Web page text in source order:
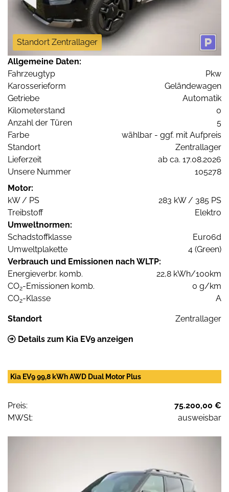
Standort Zentrallager
Allgemeine Daten:
Fahrzeugtyp
Pkw
Karosserieform
Geländewagen
Getriebe
Automatik
Kilometerstand
0
Anzahl der Türen
5
Farbe
wählbar - ggf. mit Aufpreis
Standort
Zentrallager
Lieferzeit
ab ca. 17.08.2026
Unsere Nummer
105278
Motor:
kW / PS
283 kW / 385 PS
Treibstoff
Elektro
Umweltnormen:
Schadstoffklasse
Euro6d
Umweltplakette
4 (Green)
Verbrauch und Emissionen nach WLTP:
Energieverbr. komb.
22,8 kWh/100km
CO2-Emissionen komb.
0 g/km
CO2-Klasse A
Standort Zentrallager
Details zum Kia EV9 anzeigen
Kia EV9 99,8 kWh AWD Dual Motor Plus
Preis:
75.200,00 €
MWSt:
ausweisbar